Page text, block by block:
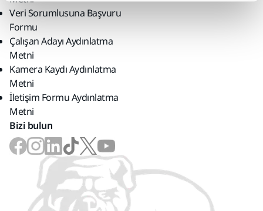
Veri Sorumlusuna Başvuru
Formu
Çalışan Adayı Aydınlatma
Metni
Kamera Kaydı Aydınlatma
Metni
İletişim Formu Aydınlatma
Metni
Bizi bulun